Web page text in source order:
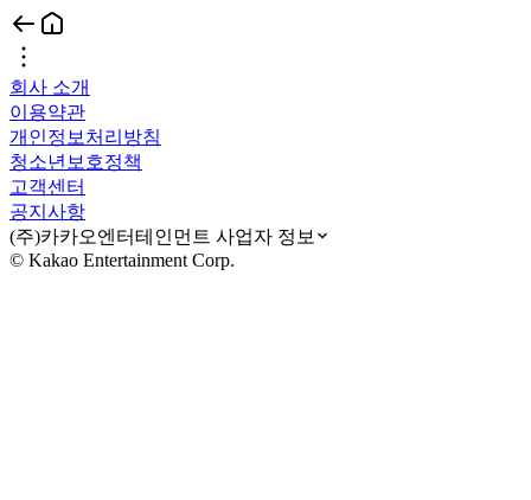
회사 소개
이용약관
개인정보처리방침
청소년보호정책
고객센터
공지사항
(주)카카오엔터테인먼트 사업자 정보
© Kakao Entertainment Corp.